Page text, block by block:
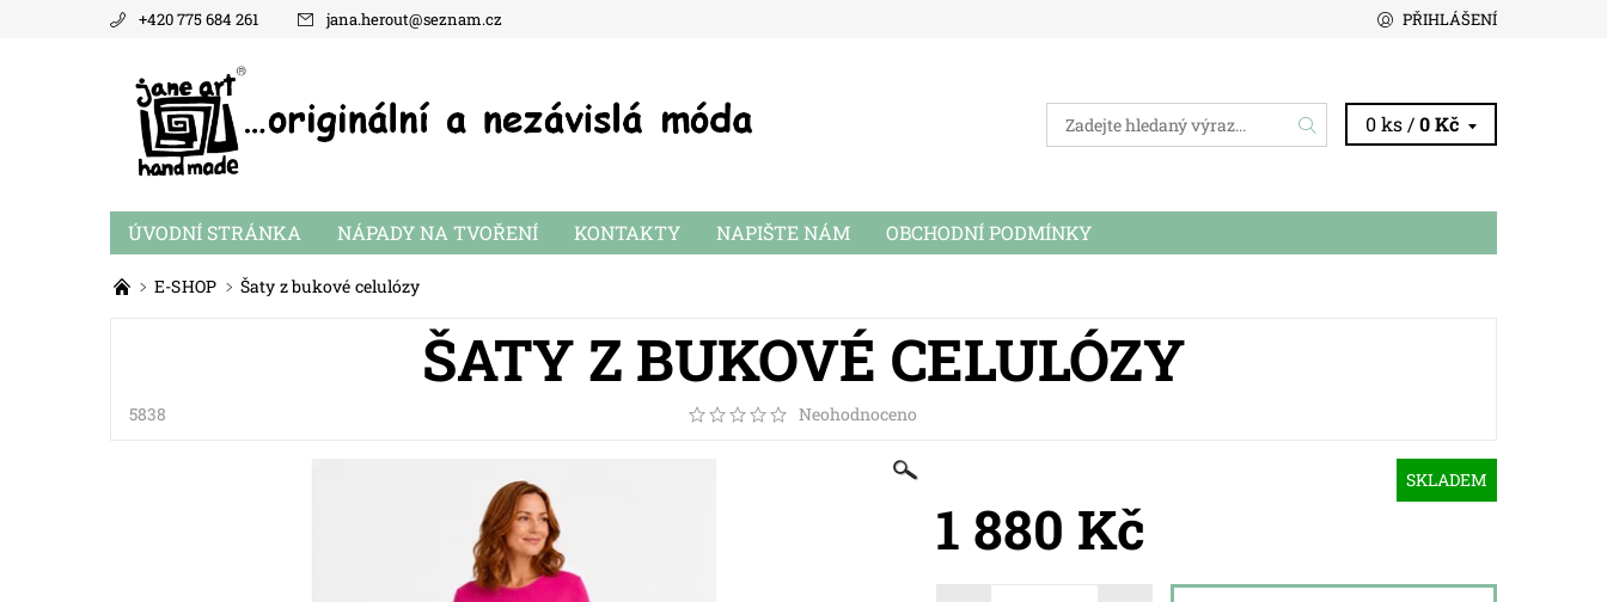
+420 775 684 261 jana.herout@seznam.cz PŘIHLÁŠENÍ
0 ks /0 Kč
ÚVODNÍ STRÁNKA NÁPADY NA TVOŘENÍ KONTAKTY NAPIŠTE NÁM OBCHODNÍ PODMÍNKY
E-SHOP Šaty z bukové celulózy
ŠATY Z BUKOVÉ CELULÓZY
5838 Neohodnoceno
SKLADEM
1 880 Kč